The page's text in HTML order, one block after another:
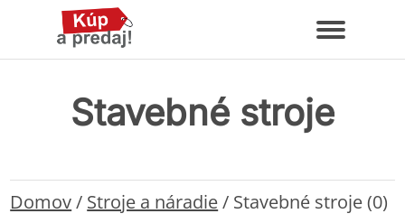
Stavebné stroje
Domov/ Stroje a náradie/ Stavebné stroje (0)